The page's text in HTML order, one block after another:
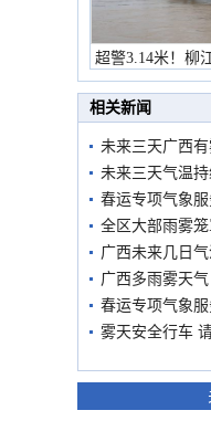
超警3.14米！柳
市民在
相关新闻
未来三天广西
未来三天气温
春运专项气象
全区大部雨雾
广西未来几日
广西多雨雾天
春运专项气象
雾天安全行车